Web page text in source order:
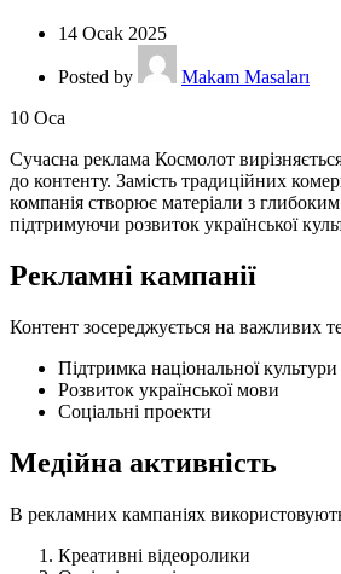
14 Ocak 2025
Posted by
Makam Masaları
10 Oca
Сучасна реклама Космолот
до контенту. Замість традиційних
компанія створює матеріали з
підтримуючи розвиток української
Рекламні кампанії
Контент зосереджується на важливих
Підтримка національної культури
Розвиток української мови
Соціальні проекти
Медійна активність
В рекламних кампаніях
Креативні відеоролики